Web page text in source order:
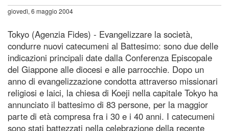
giovedì, 6 maggio 2004
Tokyo (Agenzia Fides) - Evangelizzare la società,
condurre nuovi catecumeni al Battesimo: sono due delle
indicazioni principali date dalla Conferenza Episcopale
del Giappone alle diocesi e alle parrocchie. Dopo un
anno di evangelizzazione condotta attraverso missionari
religiosi e laici, la chiesa di Koeji nella capitale Tokyo ha
annunciato il battesimo di 83 persone, per la maggior
parte di età compresa fra i 30 e i 40 anni. I catecumeni
sono stati battezzati nella celebrazione della recente